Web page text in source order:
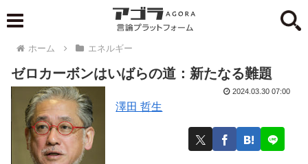
ホーム エネルギー
ゼロカーボンはいばらの道：新たなる難題
澤田 哲生
2024.03.30 07:00